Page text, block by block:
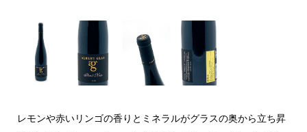
レモンや赤いリンゴの香りとミネラルがグラスの奥から立ち昇